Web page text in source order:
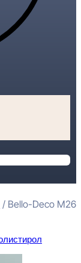
/ Bello-Deco M26